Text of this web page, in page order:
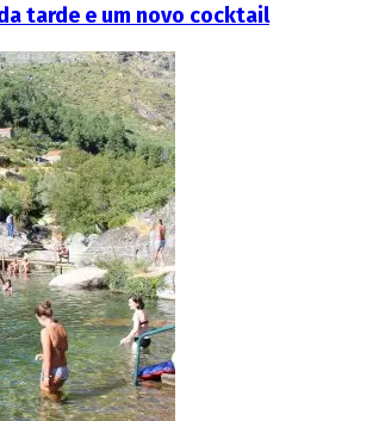
tarde e um novo cocktail